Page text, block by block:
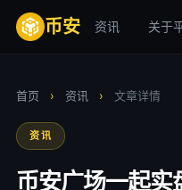
币安 资讯 关于
首页 › 资讯 › 文章详情
资讯
币安广场一起实